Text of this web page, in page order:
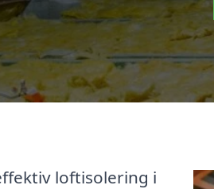
loftisolering i